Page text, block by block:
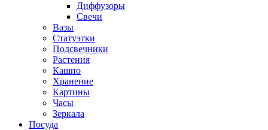
Диффузоры
Свечи
Вазы
Статуэтки
Подсвечники
Растения
Кашпо
Хранение
Картины
Часы
Зеркала
Посуда